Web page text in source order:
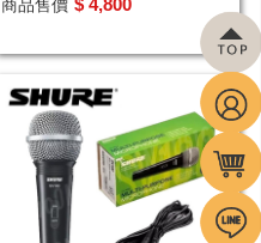
商品售價